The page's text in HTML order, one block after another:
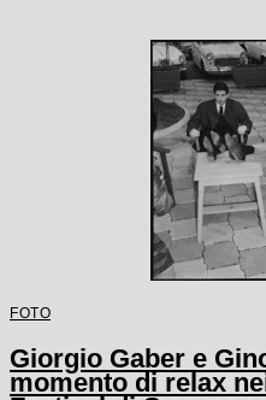
FOTO
Giorgio Gaber e
momento di relax